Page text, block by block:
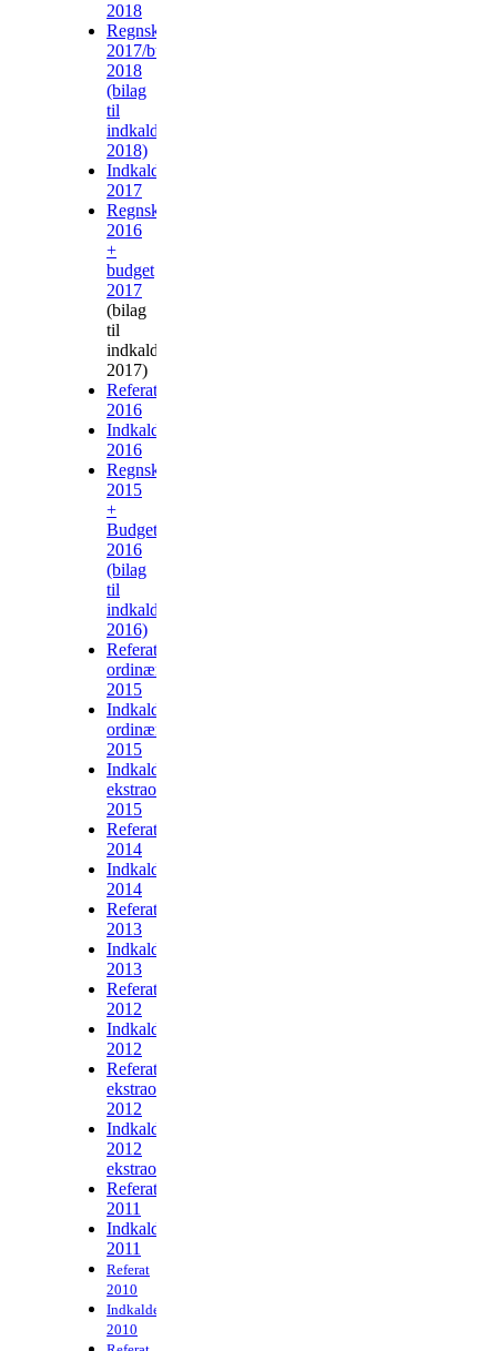
2018
Regnskab
2017/budget
2018
(bilag
til
indkaldelsen
2018)
Indkaldelse
2017
Regnskab
2016
+
budget
2017
(bilag
til
indkaldelsen
2017)
Referat
2016
Indkaldelse
2016
Regnskab
2015
+
Budget
2016
(bilag
til
indkaldelsen
2016)
Referat
ordinær
2015
Indkaldelse
ordinær
2015
Indkaldelse
ekstraordinær
2015
Referat
2014
Indkaldelse
2014
Referat
2013
Indkaldelse
2013
Referat
2012
Indkaldelse
2012
Referat
ekstraordinær
2012
Indkaldelse
2012
ekstraordinær
Referat
2011
Indkaldelse
2011
Referat
2010
Indkaldelse
2010